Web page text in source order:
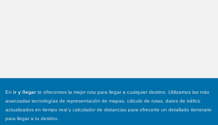
Enir y llegar te ofrecemos la mejor ruta para llegar a cualquier destino. Utilizamos las más
avanzadas tecnologías de representación de mapas, cálculo de rutas, datos de tráfico
actualizados en tiempo real y calculador de distancias para ofrecerte un detallado itenerario
para llegar a tu destino.